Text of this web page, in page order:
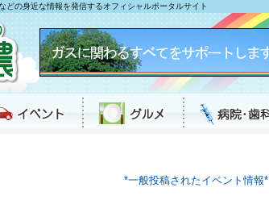
の身近な情報を発信するオフィシャルポータルサイト
*一般投稿されたイベント情報*